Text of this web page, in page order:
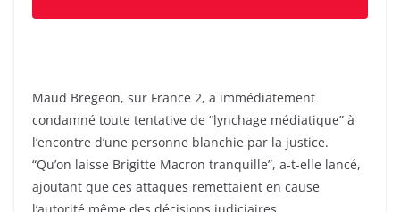
Maud Bregeon, sur France 2, a immédiatement
condamné toute tentative de “lynchage médiatique” à
l’encontre d’une personne blanchie par la justice.
“Qu’on laisse Brigitte Macron tranquille”, a-t-elle lancé,
ajoutant que ces attaques remettaient en cause